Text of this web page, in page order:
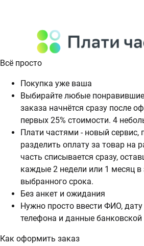
Всё просто
Покупка уже ваша
Выбирайте любые
заказа начнётся сразу после
первых 25% стоимости. 4
Плати частями - новый
разделить оплату за товар на
часть списывается сразу,
каждые 2 недели или 1 месяц в
выбранного срока.
Без анкет и ожидания
Нужно просто ввести ФИО,
телефона и данные банковской
Как оформить заказ